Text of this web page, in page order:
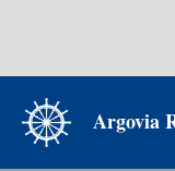
Argovia